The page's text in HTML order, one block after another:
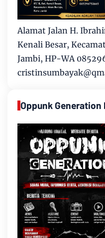
Alamat Jalan H.
Kenali Besar,
Jambi, HP-WA
Oppunk Generation